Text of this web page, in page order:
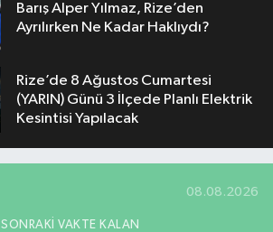
Barış Alper Yılmaz, Rize’den
Ayrılırken Ne Kadar Haklıydı?
Rize’de 8 Ağustos Cumartesi
(YARIN) Günü 3 İlçede Planlı Elektrik
Kesintisi Yapılacak
08.08.2026
SONRAKI VAKTE KALAN